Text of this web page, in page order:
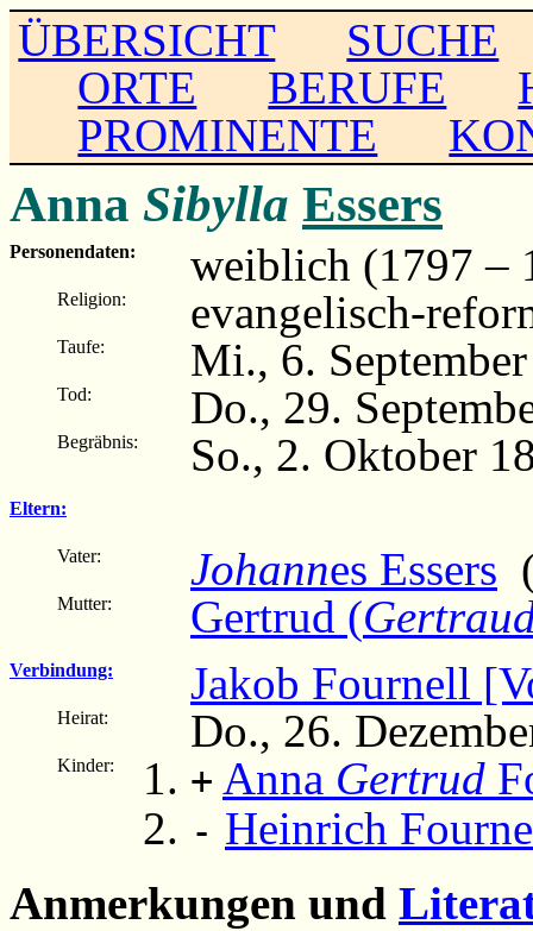
ÜBERSICHT
SUCHE
ORTE
BERUFE
PROMINENTE
Anna Sibylla Essers
Personendaten: weiblich (1797 –
Religion: evangelisch-
Taufe: Mi., 6.
Tod: Do., 29.
Begräbnis: So., 2. Oktober
Eltern:
Vater: Johannes Essers
Mutter: Gertrud (
Verbindung: Jakob Fournell
Heirat: Do., 26.
Kinder: + Anna Gertrud
- Heinrich
Anmerkungen und